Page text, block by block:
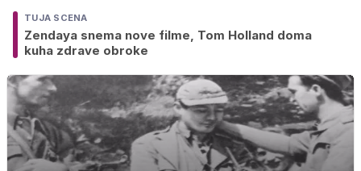
TUJA SCENA
Zendaya snema nove filme, Tom Holland doma
kuha zdrave obroke